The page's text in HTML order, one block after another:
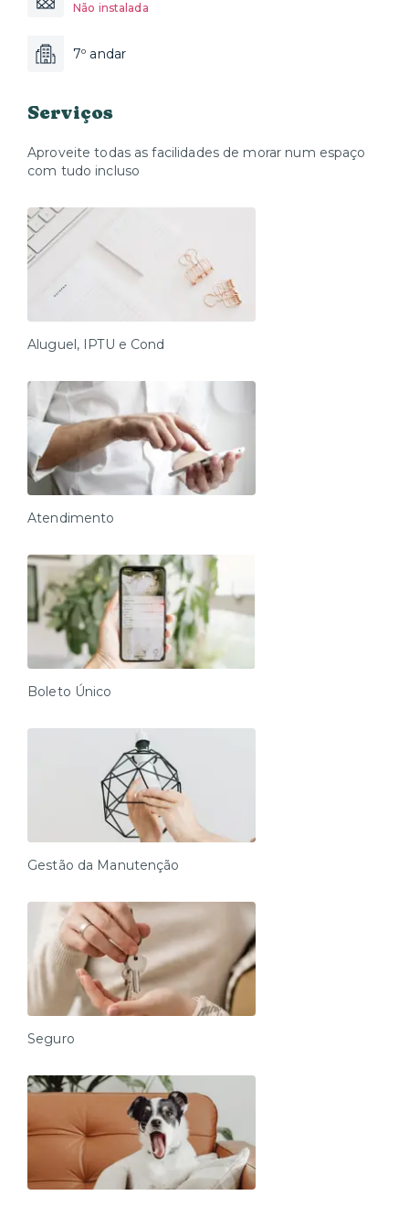
Não instalada
7º andar
Serviços
Aproveite todas as facilidades de morar num espaço
com tudo incluso
Aluguel, IPTU e Cond
Atendimento
Boleto Único
Gestão da Manutenção
Seguro